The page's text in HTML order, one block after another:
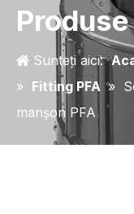
Produse
Sunteți aici:
» Fitting PFA »
manșon PFA